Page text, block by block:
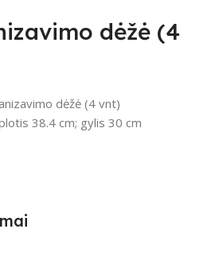
dėžė (4
dėžė (4 vnt)
38.4 cm; gylis 30 cm